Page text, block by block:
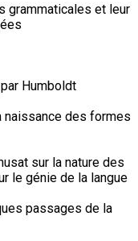
grammaticales et leur
Humboldt
naissance des formes
sur la nature des
le génie de la langue
passages de la